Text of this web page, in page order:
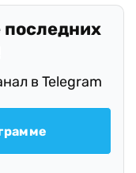
последних
в Telegram